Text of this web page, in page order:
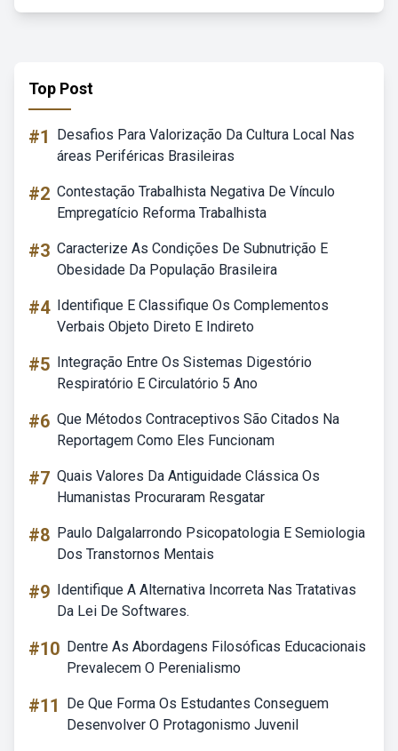
Top Post
#1
Desafios Para Valorização Da Cultura Local Nas
áreas Periféricas Brasileiras
#2 Contestação Trabalhista Negativa De Vínculo
Empregatício Reforma Trabalhista
#3 Caracterize As Condições De Subnutrição E
Obesidade Da População Brasileira
#4 Identifique E Classifique Os Complementos
Verbais Objeto Direto E Indireto
#5 Integração Entre Os Sistemas Digestório
Respiratório E Circulatório 5 Ano
#6 Que Métodos Contraceptivos São Citados Na
Reportagem Como Eles Funcionam
#7 Quais Valores Da Antiguidade Clássica Os
Humanistas Procuraram Resgatar
#8 Paulo Dalgalarrondo Psicopatologia E Semiologia
Dos Transtornos Mentais
#9 Identifique A Alternativa Incorreta Nas Tratativas
Da Lei De Softwares.
#10 Dentre As Abordagens Filosóficas Educacionais
Prevalecem O Perenialismo
#11
De Que Forma Os Estudantes Conseguem
Desenvolver O Protagonismo Juvenil